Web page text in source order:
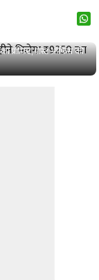
प्रॉफिट, पोस्ट ऑफिस की